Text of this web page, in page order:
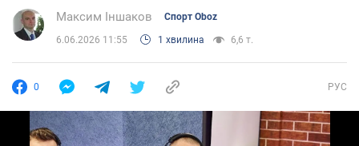
Максим Іншаков Спорт Oboz
6.06.2026 11:55 1 хвилина 6,6 т.
0 РУС